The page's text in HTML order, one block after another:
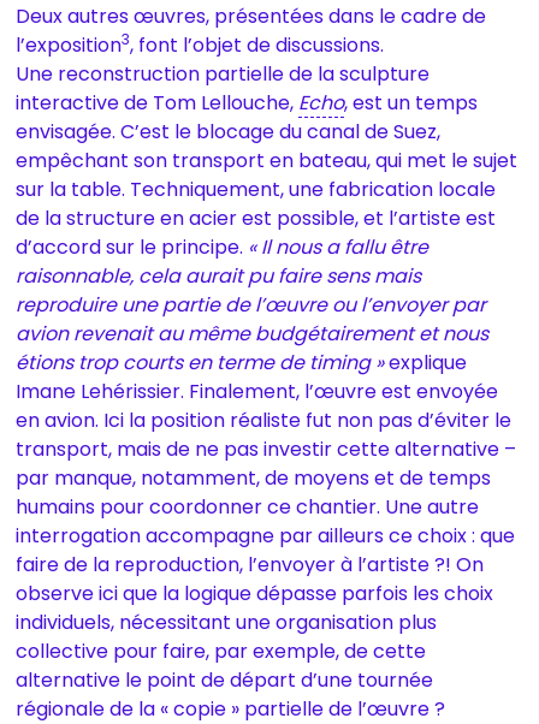
Deux autres œuvres, présentées dans le cadre de
l’exposition3, font l’objet de discussions.
Une reconstruction partielle de la sculpture
interactive de Tom Lellouche, Echo, est un temps
envisagée. C’est le blocage du canal de Suez,
empêchant son transport en bateau, qui met le sujet
sur la table. Techniquement, une fabrication locale
de la structure en acier est possible, et l’artiste est
d’accord sur le principe. « Il nous a fallu être
raisonnable, cela aurait pu faire sens mais
reproduire une partie de l’œuvre ou l’envoyer par
avion revenait au même budgétairement et nous
étions trop courts en terme de timing »explique
Imane Lehérissier. Finalement, l’œuvre est envoyée
en avion. Ici la position réaliste fut non pas d’éviter le
transport, mais de ne pas investir cette alternative –
par manque, notamment, de moyens et de temps
humains pour coordonner ce chantier. Une autre
interrogation accompagne par ailleurs ce choix : que
faire de la reproduction, l’envoyer à l’artiste ?! On
observe ici que la logique dépasse parfois les choix
individuels, nécessitant une organisation plus
collective pour faire, par exemple, de cette
alternative le point de départ d’une tournée
régionale de la « copie » partielle de l’œuvre ?